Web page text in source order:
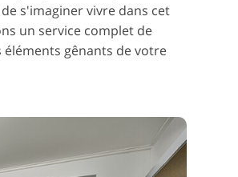
s'imaginer vivre dans cet
un service complet de
gênants de votre